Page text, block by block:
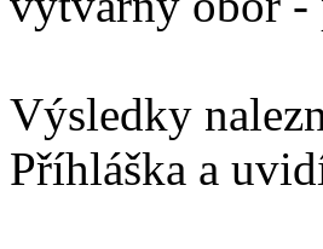
Výsledky
Příhláška a